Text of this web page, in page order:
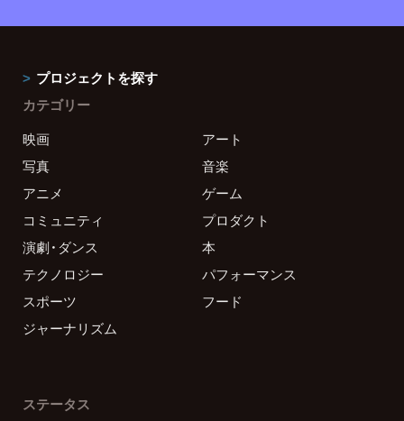
プロジェクトを探す
カテゴリー
映画
アート
写真
音楽
アニメ
ゲーム
コミュニティ
プロダクト
演劇・ダンス
本
テクノロジー
パフォーマンス
スポーツ
フード
ジャーナリズム
ステータス